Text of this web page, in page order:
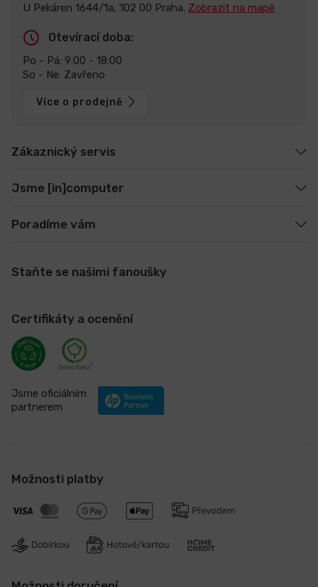
U Pekáren 1644/1a, 102 00 Praha. Zobrazit na mapě
Otevírací doba:
Po - Pá: 9:00 - 18:00
So - Ne: Zavřeno
Více o prodejně
Zákaznický servis
Jsme [in]computer
Poradíme vám
Staňte se našimi fanoušky
Certifikáty a ocenění
Jsme oficiálním
partnerem
Možnosti platby